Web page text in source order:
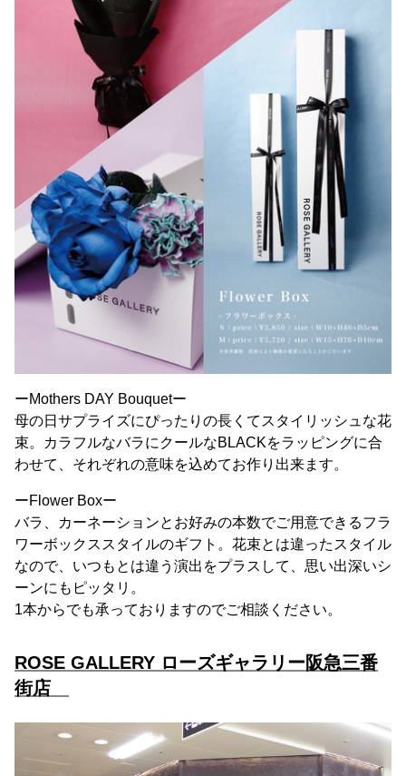
ーMothers DAY Bouquetー
母の日サプライズにぴったりの長くてスタイリッシュな花
束。カラフルなバラにクールなBLACKをラッピングに合
わせて、それぞれの意味を込めてお作り出来ます。
ーFlower Boxー
バラ、カーネーションとお好みの本数でご用意できるフラ
ワーボックススタイルのギフト。花束とは違ったスタイル
なので、いつもとは違う演出をプラスして、思い出深いシ
ーンにもピッタリ。
1本からでも承っておりますのでご相談ください。
ROSE GALLERY ローズギャラリー阪急三番
街店